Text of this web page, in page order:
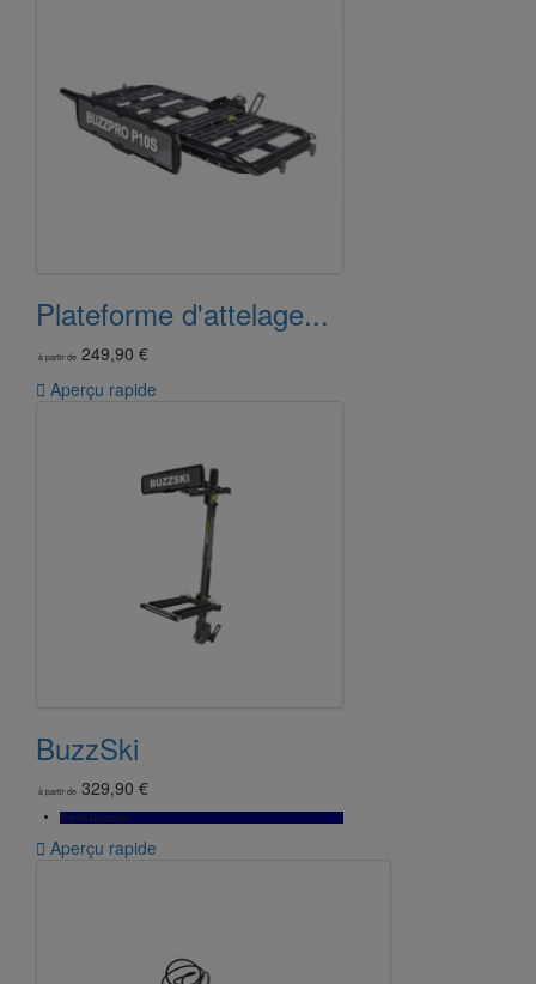
Plateforme d'attelage...
à partir de 249,90 €
 Aperçu rapide
BuzzSki
à partir de 329,90 €
Bientôt Disponible
 Aperçu rapide